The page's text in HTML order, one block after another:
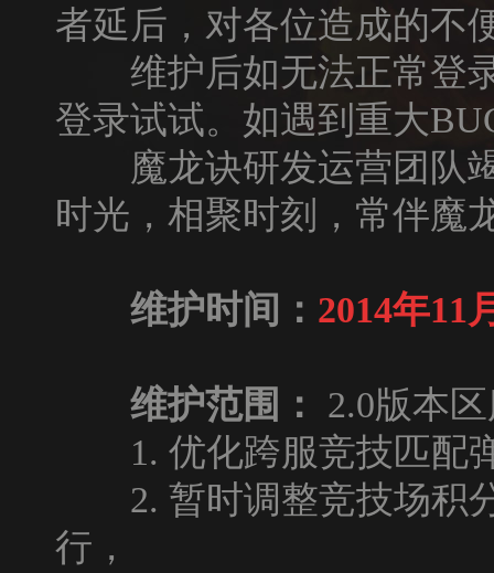
者延后，对各位造成的不
维护后如无法正常登录
登录试试。如遇到重大
魔龙诀研发运营团队竭
时光，相聚时刻，常伴魔
维护时间： 2014年11
维护范围：
2.0版本
1. 优化跨服竞技匹配
2. 暂时调整竞技场积分
行，